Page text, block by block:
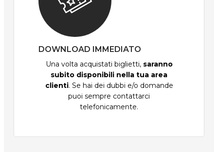
DOWNLOAD IMMEDIATO
Una volta acquistati biglietti, saranno
subito disponibili nella tua area
clienti. Se hai dei dubbi e/o domande
puoi sempre contattarci
telefonicamente.